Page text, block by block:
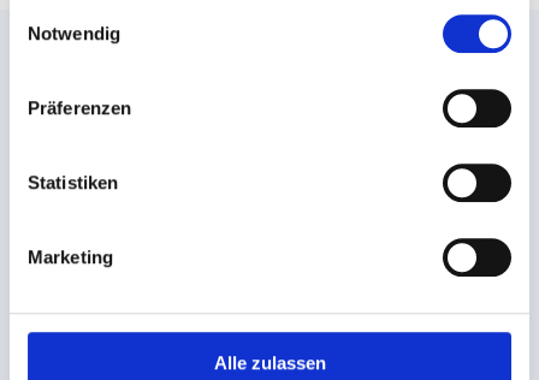
Notwendig
Präferenzen
Statistiken
Marketing
Alle zulassen
Ansprechperson
Charlotte Brunner